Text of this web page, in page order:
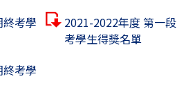
考學
2021-2022年度 第一段
考學生得獎名單
考學